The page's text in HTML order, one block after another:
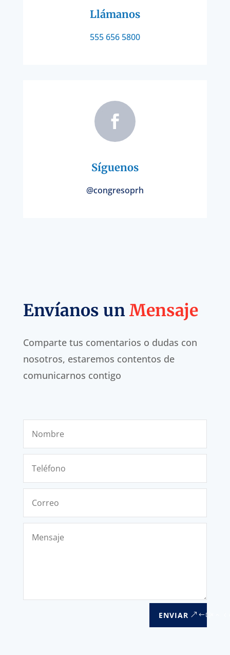
Llámanos
555 656 5800

Síguenos
@congresoprh
Envíanos un Mensaje
Comparte tus comentarios o dudas con
nosotros, estaremos contentos de
comunicarnos contigo
ENVIAR